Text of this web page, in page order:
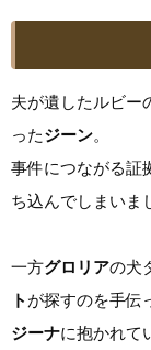
夫が遺したルビー
ったジーン。
事件につながる証
ち込んでしまいま
一方グロリアの犬
ト が探すのを手伝
ジーナに抱かれて